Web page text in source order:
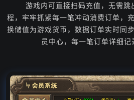
游戏内可直接扫码充值，无需跳
程，牢牢抓紧每一笔冲动消费订单，
换储值为游戏货币，数据订单实时同
员中心，每一笔订单详细记